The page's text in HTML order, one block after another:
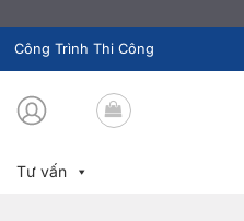
Công Trình Thi Công
Tư vấn